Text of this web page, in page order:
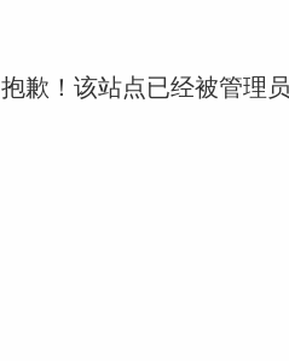
抱歉！该站点已经被管理